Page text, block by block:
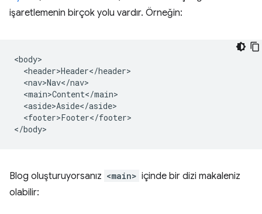
işaretlemenin birçok yolu vardır. Örneğin:
<body>
  <header>Header</header>
  <nav>Nav</nav>
  <main>Content</main>
  <aside>Aside</aside>
  <footer>Footer</footer>
Blog oluşturuyorsanız <main> içinde bir dizi makaleniz
olabilir: